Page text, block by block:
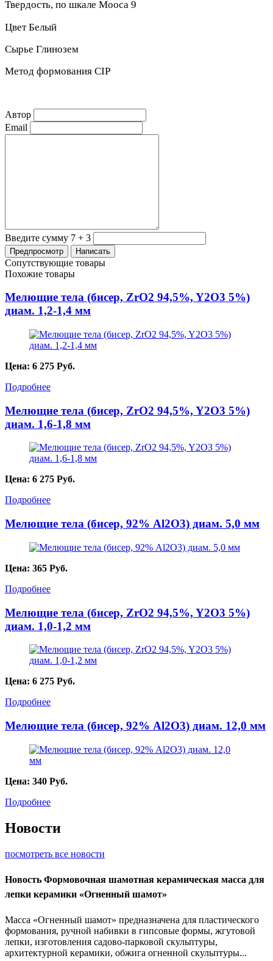
Твердость, по шкале Moоса 9
Цвет Белый
Сырье Глинозем
Метод формования CIP
Автор
Email
Введите сумму 7 + 3
Сопутствующие товары
Похожие товары
Мелющие тела (бисер, ZrO2 94,5%, Y2O3 5%)
диам. 1,2-1,4 мм
Цена: 6 275 Руб.
Подробнее
Мелющие тела (бисер, ZrO2 94,5%, Y2O3 5%)
диам. 1,6-1,8 мм
Цена: 6 275 Руб.
Подробнее
Мелющие тела (бисер, 92% Al2O3) диам. 5,0 мм
Цена: 365 Руб.
Подробнее
Мелющие тела (бисер, ZrO2 94,5%, Y2O3 5%)
диам. 1,0-1,2 мм
Цена: 6 275 Руб.
Подробнее
Мелющие тела (бисер, 92% Al2O3) диам. 12,0 мм
Цена: 340 Руб.
Подробнее
Новости
посмотреть все новости
Новость Формовочная шамотная керамическая масса для
лепки керамики «Огненный шамот»
Масса «Огненный шамот» предназначена для пластического
формования, ручной набивки в гипсовые формы, жгутовой
лепки, изготовления садово-парковой скульптуры,
архитектурной керамики, обжига огненной скульптуры...